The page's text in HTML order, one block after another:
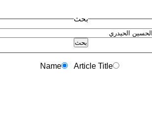
بحث
Name Article Title